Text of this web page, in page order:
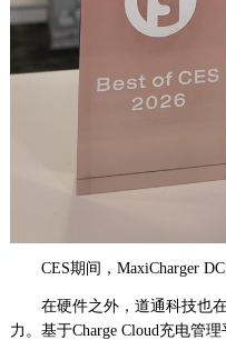
CES期间，MaxiCharger
在硬件之外，道通科技也
力。基于Charge Cloud充电管